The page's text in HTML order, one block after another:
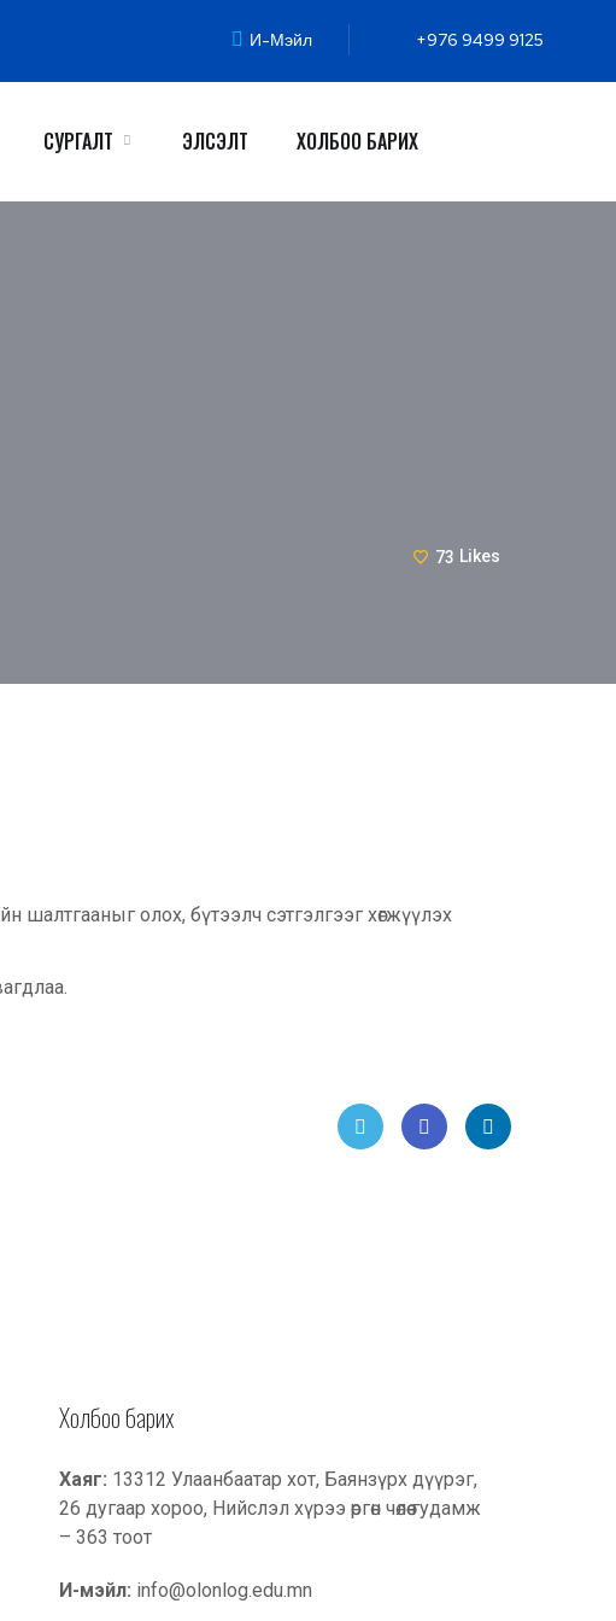
И-Мэйл +976 9499 9125
СУРГАЛТ ЭЛСЭЛТ ХОЛБОО БАРИХ
73 Likes
олох, бүтээлч сэтгэлгээг хөгжүүлэх
Холбоо барих
Хаяг: 13312 Улаанбаатар хот, Баянзүрх дүүрэг,
26 дугаар хороо, Нийслэл хүрээ өргөн чөлөө гудамж
– 363 тоот
И-мэйл: info@olonlog.edu.mn